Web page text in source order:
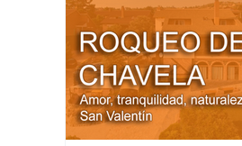
Producto Aceitunas
Pescados y Mariscos